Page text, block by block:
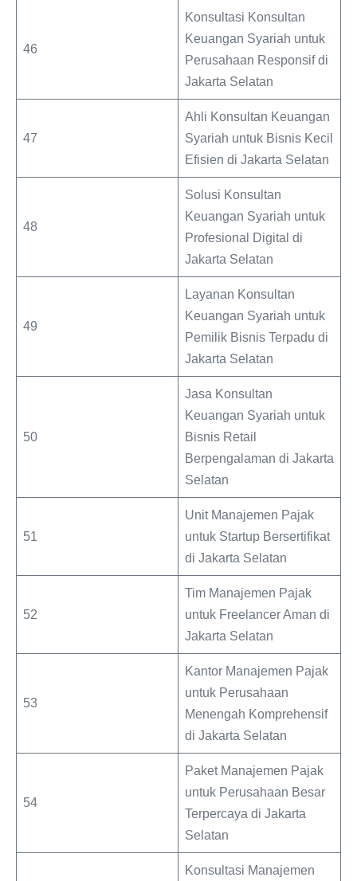
46
Konsultasi Konsultan
Keuangan Syariah untuk
Perusahaan Responsif di
Jakarta Selatan
47
Ahli Konsultan Keuangan
Syariah untuk Bisnis Kecil
Efisien di Jakarta Selatan
48
Solusi Konsultan
Keuangan Syariah untuk
Profesional Digital di
Jakarta Selatan
49
Layanan Konsultan
Keuangan Syariah untuk
Pemilik Bisnis Terpadu di
Jakarta Selatan
50
Jasa Konsultan
Keuangan Syariah untuk
Bisnis Retail
Berpengalaman di Jakarta
Selatan
51
Unit Manajemen Pajak
untuk Startup Bersertifikat
di Jakarta Selatan
52
Tim Manajemen Pajak
untuk Freelancer Aman di
Jakarta Selatan
53
Kantor Manajemen Pajak
untuk Perusahaan
Menengah Komprehensif
di Jakarta Selatan
54
Paket Manajemen Pajak
untuk Perusahaan Besar
Terpercaya di Jakarta
Selatan
Konsultasi Manajemen